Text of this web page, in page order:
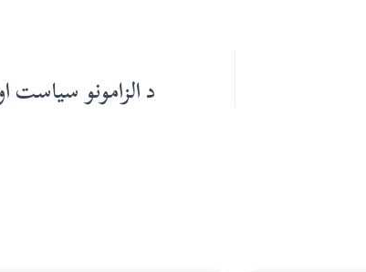
د الزامونو